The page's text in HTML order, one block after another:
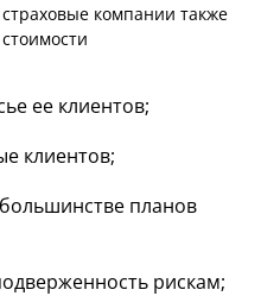
компании также
ее клиентов;
клиентов;
планов
рискам;